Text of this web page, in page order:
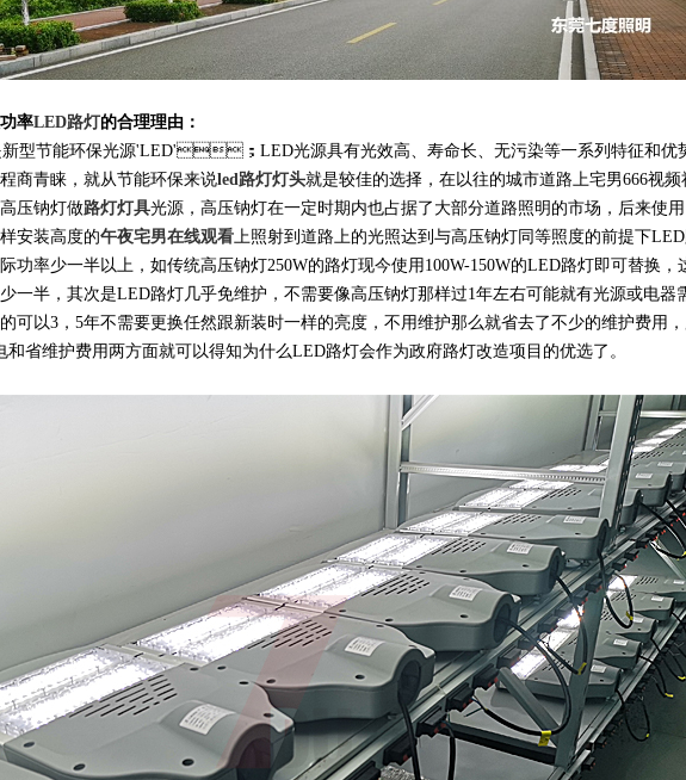
率LED路灯的合理理由：
节能环保光源'LED'；LED光源具有光效高、寿命长、无污染等一系列特征和优
青睐，就从节能环保来说led路灯灯头就是较佳的选择，在以往的城市道路上宅男666视频
压钠灯做路灯灯具光源，高压钠灯在一定时期内也占据了大部分道路照明的市场，后来使用
样安装高度的午夜宅男在线观看 上照射到道路上的光照达到与高压钠灯同等照度的前提下
率少一半以上，如传统高压钠灯250W的路灯现今使用100W-150W的LED路灯即可替换，
半，其次是LED路灯几乎免维护，不需要像高压钠灯那样过1年左右可能就有光源或电器
可以3，5年不需要更换任然跟新装时一样的亮度，不用维护那么就省去了不少的维护费用
省维护费用两方面就可以得知为什么LED路灯会作为政府路灯改造项目的优选了。